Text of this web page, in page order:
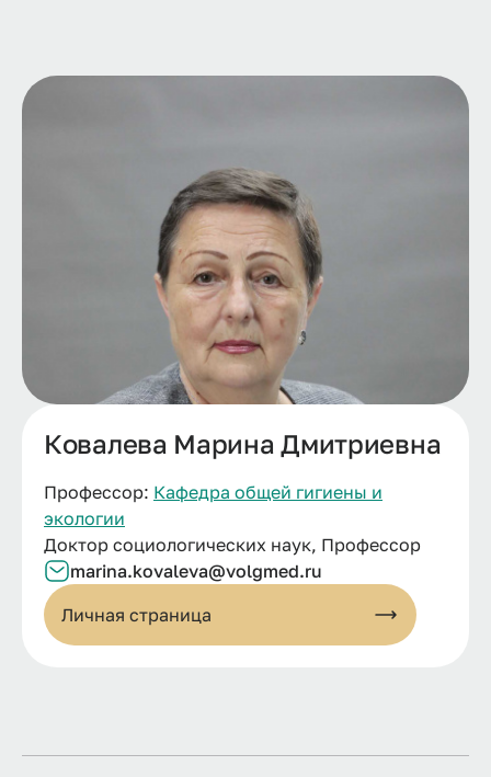
Ковалева Марина Дмитриевна
Профессор: Кафедра общей гигиены и
экологии
Доктор социологических наук, Профессор
marina.kovaleva@volgmed.ru
Личная страница